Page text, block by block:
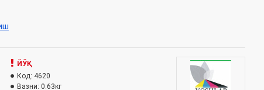
ЙЎҚ
Код: 4620
Вазни: 0.63кг